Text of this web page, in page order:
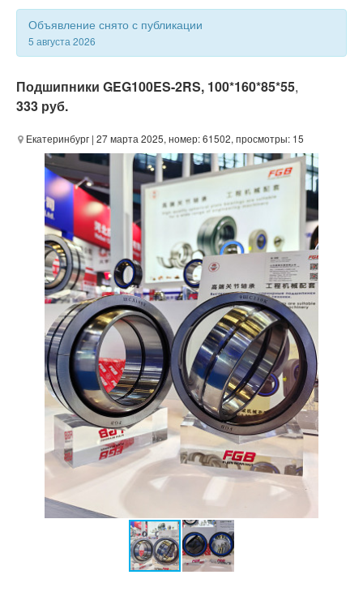
Объявление снято с публикации
5 августа 2026
Подшипники GEG100ES-2RS, 100*160*85*55,
333 руб.
Екатеринбург | 27 марта 2025, номер: 61502, просмотры: 15